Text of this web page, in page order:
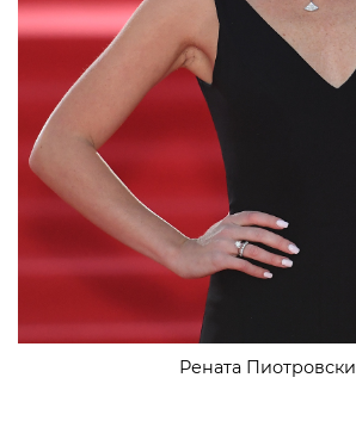
Рената Пиотровски